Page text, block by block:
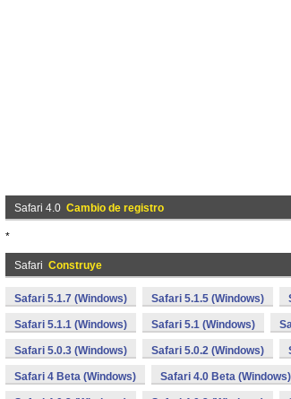
Safari 4.0 Cambio de registro
*
Safari Construye
Safari 5.1.7 (Windows) Safari 5.1.5 (Windows)
Safari 5.1.1 (Windows) Safari 5.1 (Windows)
Safari 5.0.3 (Windows) Safari 5.0.2 (Windows)
Safari 4 Beta (Windows) Safari 4.0 Beta (Windows)